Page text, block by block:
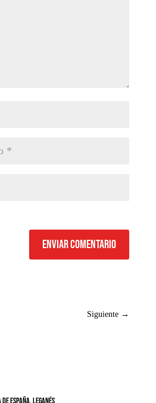
Enviar comentario
Siguiente →
España, Leganés